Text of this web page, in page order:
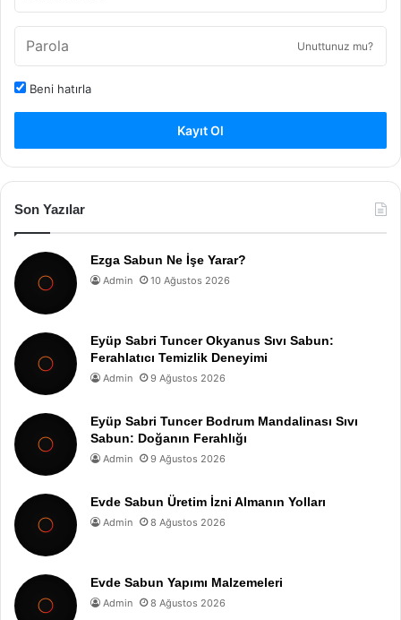
Unuttunuz mu?
Beni hatırla
Kayıt Ol
Son Yazılar
Ezga Sabun Ne İşe Yarar?
Admin 10 Ağustos 2026
Eyüp Sabri Tuncer Okyanus Sıvı Sabun:
Ferahlatıcı Temizlik Deneyimi
Admin 9 Ağustos 2026
Eyüp Sabri Tuncer Bodrum Mandalinası Sıvı
Sabun: Doğanın Ferahlığı
Admin 9 Ağustos 2026
Evde Sabun Üretim İzni Almanın Yolları
Admin 8 Ağustos 2026
Evde Sabun Yapımı Malzemeleri
Admin 8 Ağustos 2026